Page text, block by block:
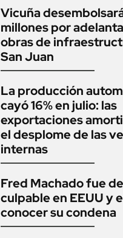
Vicuña
millones por
obras de
San Juan
La producción
cayó 16% en julio: las
exportaciones
el desplome de las
internas
Fred Machado fue
culpable en EEUU y
conocer su condena